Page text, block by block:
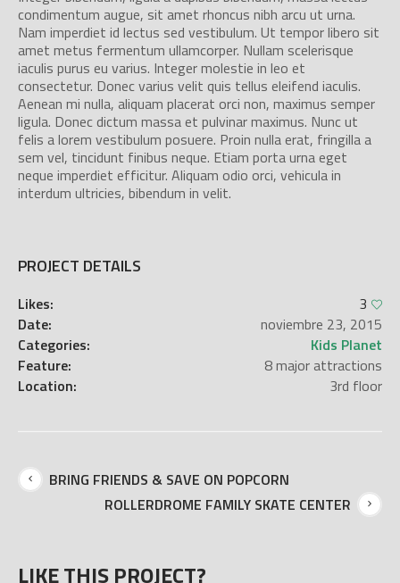
condimentum augue, sit amet rhoncus nibh arcu ut urna.
Nam imperdiet id lectus sed vestibulum. Ut tempor libero sit
amet metus fermentum ullamcorper. Nullam scelerisque
iaculis purus eu varius. Integer molestie in leo et
consectetur. Donec varius velit quis tellus eleifend iaculis.
Aenean mi nulla, aliquam placerat orci non, maximus semper
ligula. Donec dictum massa et pulvinar maximus. Nunc ut
felis a lorem vestibulum posuere. Proin nulla erat, fringilla a
sem vel, tincidunt finibus neque. Etiam porta urna eget
neque imperdiet efficitur. Aliquam odio orci, vehicula in
interdum ultricies, bibendum in velit.
PROJECT DETAILS
Likes:
3
Date:
noviembre 23, 2015
Categories:
Kids Planet
Feature:
8 major attractions
Location:
3rd floor
BRING FRIENDS & SAVE ON POPCORN
ROLLERDROME FAMILY SKATE CENTER
LIKE THIS PROJECT?